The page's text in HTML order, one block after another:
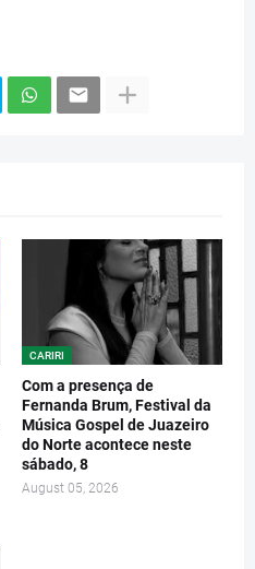
CARIRI
Com a presença de
Fernanda Brum, Festival da
Música Gospel de Juazeiro
do Norte acontece neste
sábado, 8
August 05, 2026